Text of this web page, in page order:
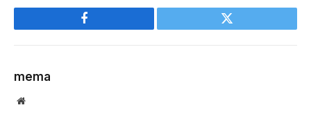
Facebook Twitter
mema
Website